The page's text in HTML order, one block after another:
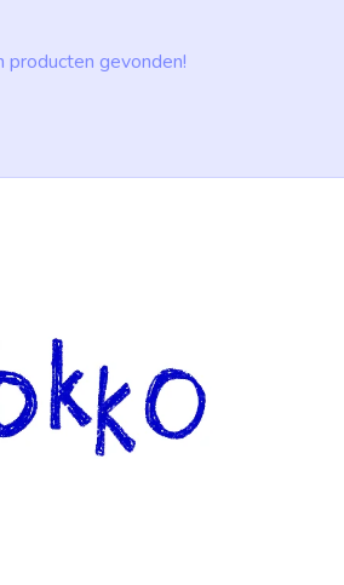
producten gevonden!